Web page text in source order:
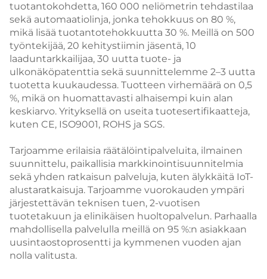
tuotantokohdetta, 160 000 neliömetrin tehdastilaa
sekä automaatiolinja, jonka tehokkuus on 80 %,
mikä lisää tuotantotehokkuutta 30 %. Meillä on 500
työntekijää, 20 kehitystiimin jäsentä, 10
laaduntarkkailijaa, 30 uutta tuote- ja
ulkonäköpatenttia sekä suunnittelemme 2–3 uutta
tuotetta kuukaudessa. Tuotteen virhemäärä on 0,5
%, mikä on huomattavasti alhaisempi kuin alan
keskiarvo. Yrityksellä on useita tuotesertifikaatteja,
kuten CE, ISO9001, ROHS ja SGS.
Tarjoamme erilaisia räätälöintipalveluita, ilmainen
suunnittelu, paikallisia markkinointisuunnitelmia
sekä yhden ratkaisun palveluja, kuten älykkäitä IoT-
alustaratkaisuja. Tarjoamme vuorokauden ympäri
järjestettävän teknisen tuen, 2-vuotisen
tuotetakuun ja elinikäisen huoltopalvelun. Parhaalla
mahdollisella palvelulla meillä on 95 %:n asiakkaan
uusintaostoprosentti ja kymmenen vuoden ajan
nolla valitusta.